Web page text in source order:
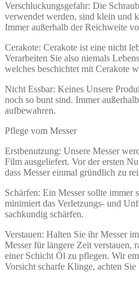
Verschluckungsgefahr: Die
verwendet werden, sind klein und
Immer außerhalb der Reichweite
Cerakote: Cerakote ist eine nicht
Verarbeiten Sie also niemals
welches beschichtet mit Cerakote
Nicht Essbar: Keines Unsere
noch so bunt sind. Immer
aufbewahren.
Pflege vom Messer
Erstbenutzung: Unsere Messer
Film ausgeliefert. Vor der ersten
dass Messer einmal gründlich zu
Schärfen: Ein Messer sollte immer
minimiert das Verletzungs- und
sachkundig schärfen.
Verstauen: Halten Sie ihr Messer
Messer für längere Zeit verstauen,
einer Schicht Öl zu pflegen. Wir
Vorsicht scharfe Klinge, achten